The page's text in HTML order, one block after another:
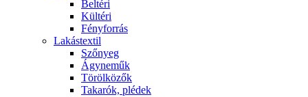
Beltéri
Kültéri
Fényforrás
Lakástextil
Szőnyeg
Ágyneműk
Törölközők
Takarók, plédek